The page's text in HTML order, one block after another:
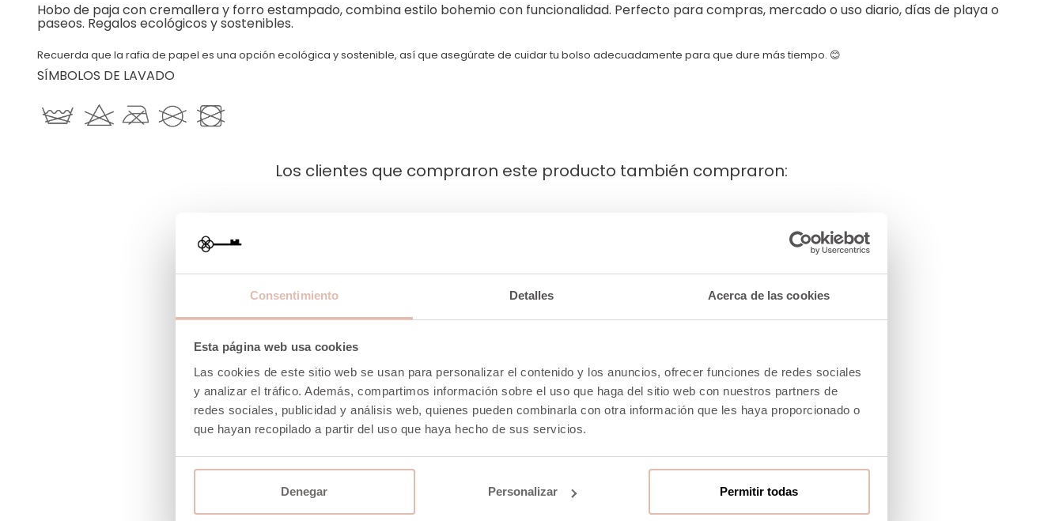
Consentimiento Detalles Acerca de las cookies
Esta página web usa cookies
Las cookies de este sitio web se usan para personalizar el contenido y los anuncios, ofrecer funciones de redes sociales
y analizar el tráfico. Además, compartimos información sobre el uso que haga del sitio web con nuestros partners de
redes sociales, publicidad y análisis web, quienes pueden combinarla con otra información que les haya proporcionado o
que hayan recopilado a partir del uso que haya hecho de sus servicios.
Denegar Personalizar Permitir todas
Hobo de paja con cremallera y forro estampado, combina estilo bohemio con funcionalidad. Perfecto para compras, mercado o uso diario, días de playa o
paseos. Regalos ecológicos y sostenibles.
Recuerda que la rafia de papel es una opción ecológica y sostenible, así que asegúrate de cuidar tu bolso adecuadamente para que dure más tiempo. 😊
SÍMBOLOS DE LAVADO
Los clientes que compraron este producto también compraron: